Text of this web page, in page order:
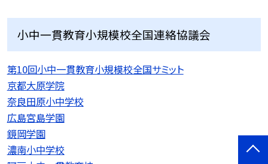
小中一貫教育小規模校全国連絡協議会
第10回小中一貫教育小規模校全国サミット
京都大原学院
奈良田原小中学校
広島宮島学園
鏡岡学園
濃南小中学校